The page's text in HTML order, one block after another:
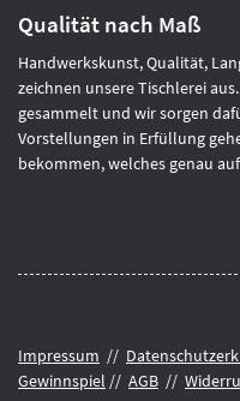
Qualität nach Maß
Handwerkskunst, Qualität,
zeichnen unsere Tischlerei
gesammelt und wir sorgen
Vorstellungen in Erfüllung
bekommen, welches genau
Impressum //
Gewinnspiel // AGB //